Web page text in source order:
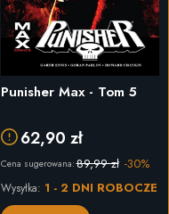
Punisher Max - Tom 5
62,90 zł
Cena sugerowana:89,99 zł -30%
Wysyłka: 1 - 2 DNI ROBOCZE